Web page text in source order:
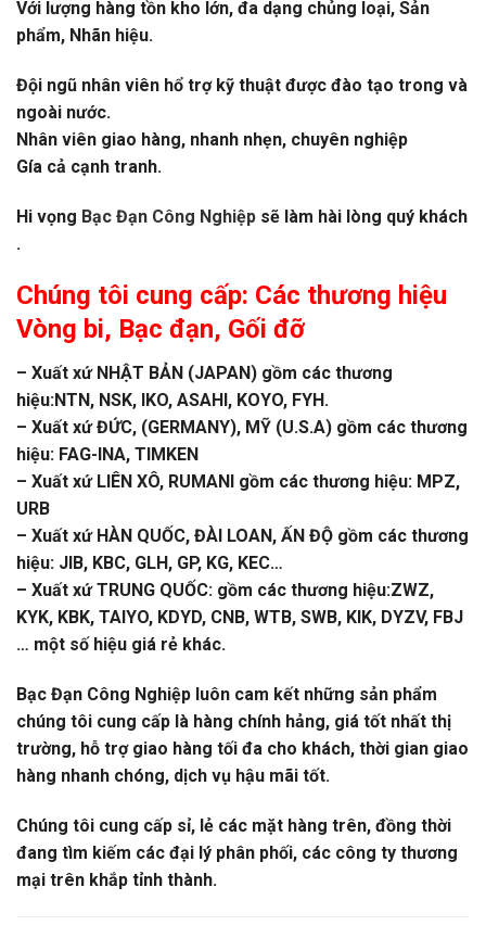
Với lượng hàng tồn kho lớn, đa dạng chủng loại, Sản
phẩm, Nhãn hiệu.
Đội ngũ nhân viên hổ trợ kỹ thuật được đào tạo trong và
ngoài nước.
Nhân viên giao hàng, nhanh nhẹn, chuyên nghiệp
Gía cả cạnh tranh.
Hi vọng Bạc Đạn Công Nghiệp sẽ làm hài lòng quý khách
.
Chúng tôi cung cấp: Các thương hiệu
Vòng bi, Bạc đạn, Gối đỡ
– Xuất xứ NHẬT BẢN (JAPAN) gồm các thương
hiệu:NTN, NSK, IKO, ASAHI, KOYO, FYH.
– Xuất xứ ĐỨC, (GERMANY), MỸ (U.S.A) gồm các thương
hiệu: FAG-INA, TIMKEN
– Xuất xứ LIÊN XÔ, RUMANI gồm các thương hiệu: MPZ,
URB
– Xuất xứ HÀN QUỐC, ĐÀI LOAN, ẤN ĐỘ gồm các thương
hiệu: JIB, KBC, GLH, GP, KG, KEC…
– Xuất xứ TRUNG QUỐC: gồm các thương hiệu:ZWZ,
KYK, KBK, TAIYO, KDYD, CNB, WTB, SWB, KIK, DYZV, FBJ
… một số hiệu giá rẻ khác.
Bạc Đạn Công Nghiệp luôn cam kết những sản phẩm
chúng tôi cung cấp là hàng chính hảng, giá tốt nhất thị
trường, hỗ trợ giao hàng tối đa cho khách, thời gian giao
hàng nhanh chóng, dịch vụ hậu mãi tốt.
Chúng tôi cung cấp sỉ, lẻ các mặt hàng trên, đồng thời
đang tìm kiếm các đại lý phân phối, các công ty thương
mại trên khắp tỉnh thành.